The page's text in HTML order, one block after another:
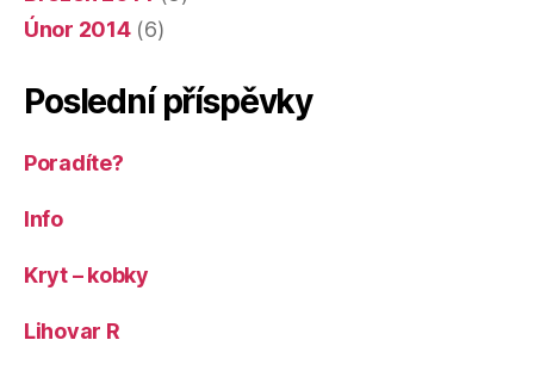
Únor 2014(6)
Poslední příspěvky
Poradíte?
Info
Kryt – kobky
Lihovar R